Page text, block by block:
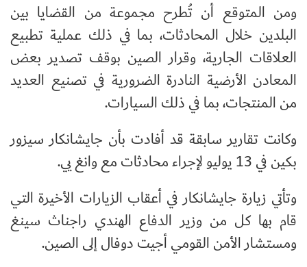
ومن المتوقع أن تُطرح مجموعة من القضايا بين
البلدين خلال المحادثات، بما في ذلك عملية تطبيع
العلاقات الجارية، وقرار الصين بوقف تصدير بعض
المعادن الأرضية النادرة الضرورية في تصنيع العديد
من المنتجات، بما في ذلك السيارات.
وكانت تقارير سابقة قد أفادت بأن جايشانكار سيزور
بكين في 13 يوليو لإجراء محادثات مع وانغ يي.
وتأتي زيارة جايشانكار في أعقاب الزيارات الأخيرة التي
قام بها كل من وزير الدفاع الهندي راجناث سينغ
ومستشار الأمن القومي أجيت دوفال إلى الصين.